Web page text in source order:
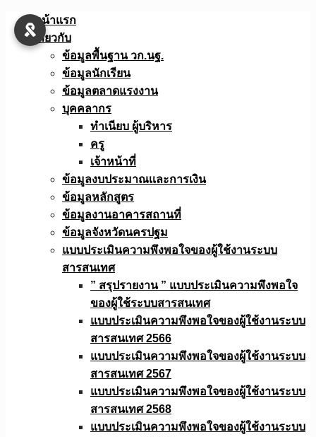
Skip
หน้าแรก
เกี่ยวกับ
ข้อมูลพื้นฐาน วก.นฐ.
ข้อมูลนักเรียน
ข้อมูลตลาดแรงงาน
บุคคลากร
ทำเนียบ ผู้บริหาร
ครู
เจ้าหน้าที่
ข้อมูลงบประมาณเเละการเงิน
ข้อมูลหลักสูตร
ข้อมูลงานอาคารสถานที่
ข้อมูลจังหวัดนครปฐม
แบบประเมินความพึงพอใจของผู้ใช้งานระบบ
สารสนเทศ
” สรุปรายงาน ” แบบประเมินความพึงพอใจ
ของผู้ใช้ระบบสารสนเทศ
แบบประเมินความพึงพอใจของผู้ใช้งานระบบ
สารสนเทศ 2566
แบบประเมินความพึงพอใจของผู้ใช้งานระบบ
สารสนเทศ 2567
แบบประเมินความพึงพอใจของผู้ใช้งานระบบ
สารสนเทศ 2568
แบบประเมินความพึงพอใจของผู้ใช้งานระบบ